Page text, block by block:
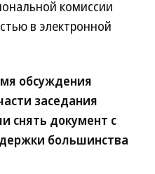
комиссии
в электронной
обсуждения
заседания
снять документ с
большинства